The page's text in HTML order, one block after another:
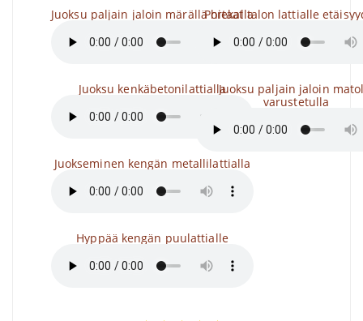
Juoksu paljain jaloin märällä hiekalla
Juoksu kenkäbetonilattialla
Juokseminen kengän metallilattialla
Hyppää kengän puulattialle
Portaat talon lattialle
Juoksu paljain jaloin
varustetulla